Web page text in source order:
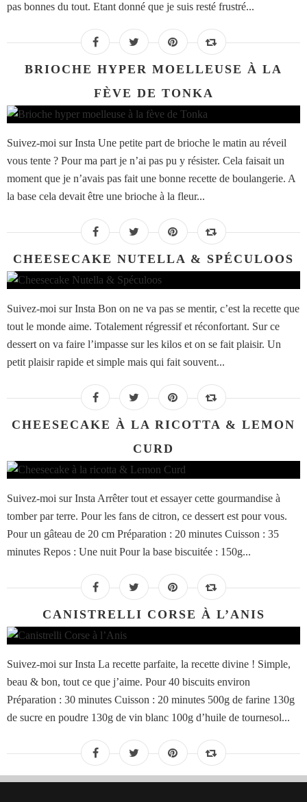
pas bonnes du tout. Etant donné que je suis resté frustré...
BRIOCHE HYPER MOELLEUSE À LA
FÈVE DE TONKA
Suivez-moi sur Insta Une petite part de brioche le matin au réveil
vous tente ? Pour ma part je n’ai pas pu y résister. Cela faisait un
moment que je n’avais pas fait une bonne recette de boulangerie. A
la base cela devait être une brioche à la fleur...
CHEESECAKE NUTELLA & SPÉCULOOS
Suivez-moi sur Insta Bon on ne va pas se mentir, c’est la recette que
tout le monde aime. Totalement régressif et réconfortant. Sur ce
dessert on va faire l’impasse sur les kilos et on se fait plaisir. Un
petit plaisir rapide et simple mais qui fait souvent...
CHEESECAKE À LA RICOTTA & LEMON
CURD
Suivez-moi sur Insta Arrêter tout et essayer cette gourmandise à
tomber par terre. Pour les fans de citron, ce dessert est pour vous.
Pour un gâteau de 20 cm Préparation : 20 minutes Cuisson : 35
minutes Repos : Une nuit Pour la base biscuitée : 150g...
CANISTRELLI CORSE À L’ANIS
Suivez-moi sur Insta La recette parfaite, la recette divine ! Simple,
beau & bon, tout ce que j’aime. Pour 40 biscuits environ
Préparation : 30 minutes Cuisson : 20 minutes 500g de farine 130g
de sucre en poudre 130g de vin blanc 100g d’huile de tournesol...